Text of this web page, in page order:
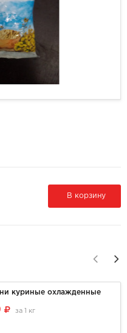
В корзину
куриные охлажденные
за 1 кг